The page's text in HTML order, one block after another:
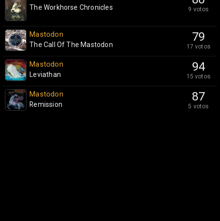
9 votos
The Workhorse Chronicles
79
17 votos
Mastodon
The Call Of The Mastodon
94
15 votos
Mastodon
Leviathan
87
5 votos
Mastodon
Remission